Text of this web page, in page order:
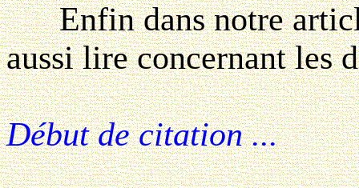
Enfin dans notre
aussi lire concernant les
Début de citation ...